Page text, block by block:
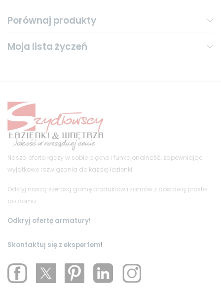
Porównaj produkty
Moja lista życzeń
Nasza oferta łączy w sobie piękno i funkcjonalność, zapewniając
wyjątkowe rozwiązania do każdej łazienki.
Odkryj naszą szeroką gamę produktów i zamów z dostawą prosto
do domu.
Odkryj ofertę armatury!
Skontaktuj się z ekspertem!